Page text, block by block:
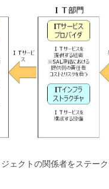
ェクトの関係者をステー